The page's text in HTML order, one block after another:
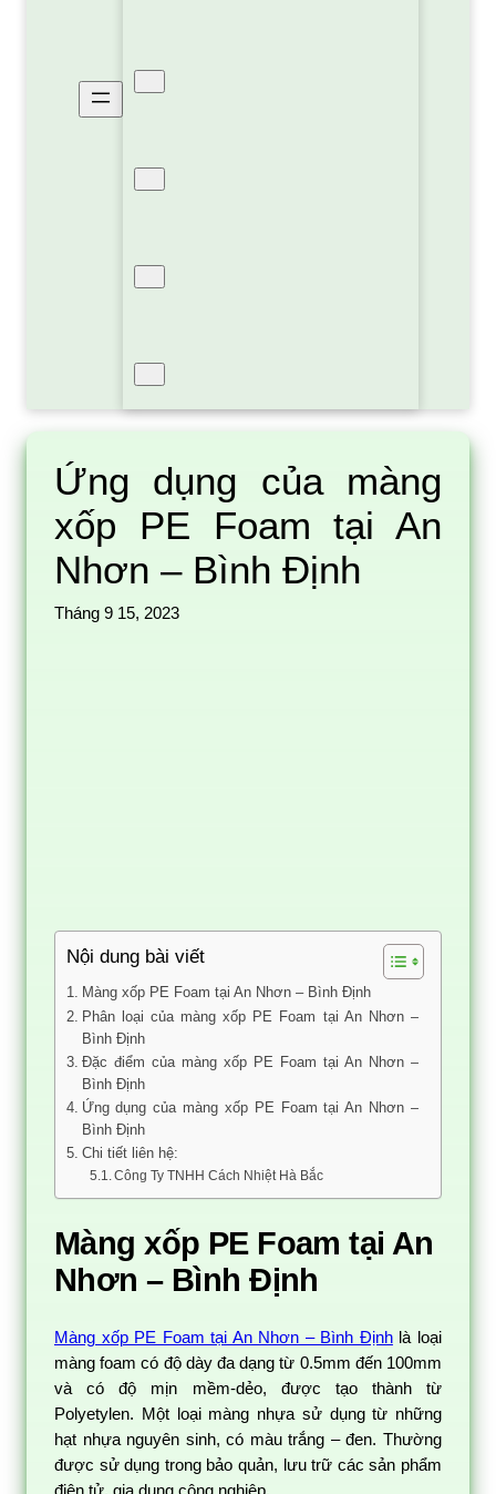
Ứng dụng của màng
xốp PE Foam tại An
Nhơn – Bình Định
Tháng 9 15, 2023
Nội dung bài viết
Màng xốp PE Foam tại An Nhơn – Bình Định
Phân loại của màng xốp PE Foam tại An Nhơn –
Bình Định
Đặc điểm của màng xốp PE Foam tại An Nhơn –
Bình Định
Ứng dụng của màng xốp PE Foam tại An Nhơn –
Bình Định
Chi tiết liên hệ:
Công Ty TNHH Cách Nhiệt Hà Bắc
Màng xốp PE Foam tại An
Nhơn – Bình Định
Màng xốp PE Foam tại An Nhơn – Bình Địnhlà loại
màng foam có độ dày đa dạng từ 0.5mm đến 100mm
và có độ mịn mềm-dẻo, được tạo thành từ
Polyetylen. Một loại màng nhựa sử dụng từ những
hạt nhựa nguyên sinh, có màu trắng – đen. Thường
được sử dụng trong bảo quản, lưu trữ các sản phẩm
điện tử, gia dụng công nghiệp.